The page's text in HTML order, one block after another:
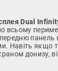
Dual
всьому
панель
Навіть якщо
донизу,